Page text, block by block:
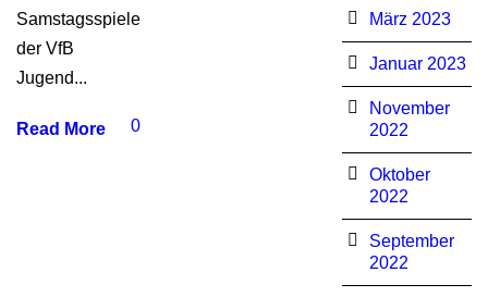
Samstagsspiele
der VfB
Jugend...
Read More 0
März 2023
Januar 2023
November
2022
Oktober
2022
September
2022